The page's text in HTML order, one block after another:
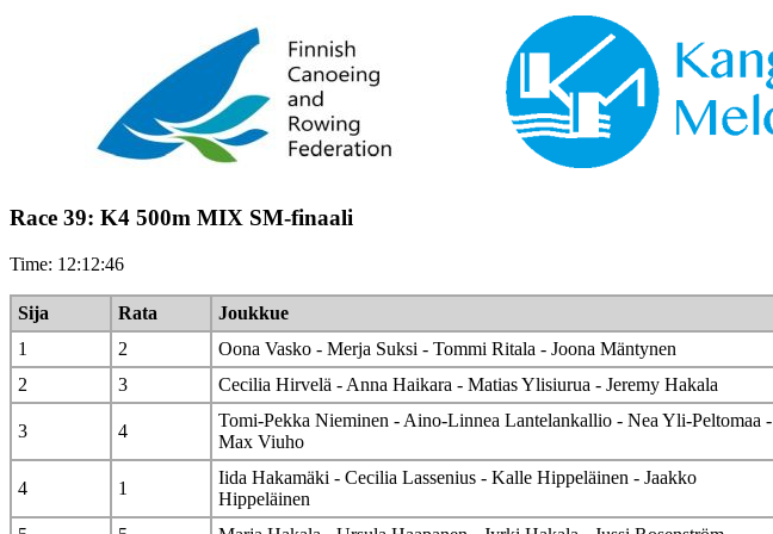
Race 39: K4 500m MIX SM-finaali
Time: 12:12:46
Sija Rata Joukkue
1
2 Oona Vasko - Merja Suksi - Tommi Ritala - Joona Mäntynen
2
3 Cecilia Hirvelä - Anna Haikara - Matias Ylisiurua - Jeremy Hakala
3 4
Tomi-Pekka Nieminen - Aino-Linnea Lantelankallio - Nea Yli-Peltomaa -
Max Viuho
4 1
Iida Hakamäki - Cecilia Lassenius - Kalle Hippeläinen - Jaakko
Hippeläinen